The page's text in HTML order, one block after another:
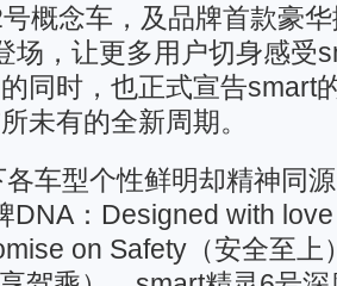
概念车，及品牌首款豪
场，让更多用户切身感受
同时，也正式宣告smart
未有的全新周期。
各车型个性鲜明却精神同
DNA：Designed with
on Safety（安全至上